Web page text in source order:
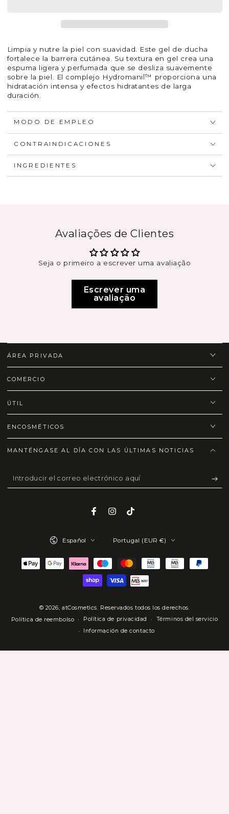
Limpia y nutre la piel con suavidad. Este gel de ducha
fortalece la barrera cutánea. Su textura en gel crea una
espuma ligera y perfumada que se desliza suavemente
sobre la piel. El complejo Hydromanil™ proporciona una
hidratación intensa y efectos hidratantes de larga
duración.
MODO DE EMPLEO
CONTRAINDICACIONES
INGREDIENTES
Avaliações de Clientes
Seja o primeiro a escrever uma avaliação
Escrever uma
avaliação
ÁREA PRIVADA
COMERCIO
ÚTIL
ENCOSMÉTICOS
MANTÉNGASE AL DÍA CON LAS ÚLTIMAS NOTICIAS
Introducir
el
Facebook
Instagram
TikTok
© 2026,atCosmetics . Reservados todos los derechos.
Política de reembolso
Política de privacidad
Términos del servicio
Información de contacto
Español Portugal (EUR €)
Métodos